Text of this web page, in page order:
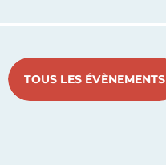
TOUS LES ÉVÈNEMENTS